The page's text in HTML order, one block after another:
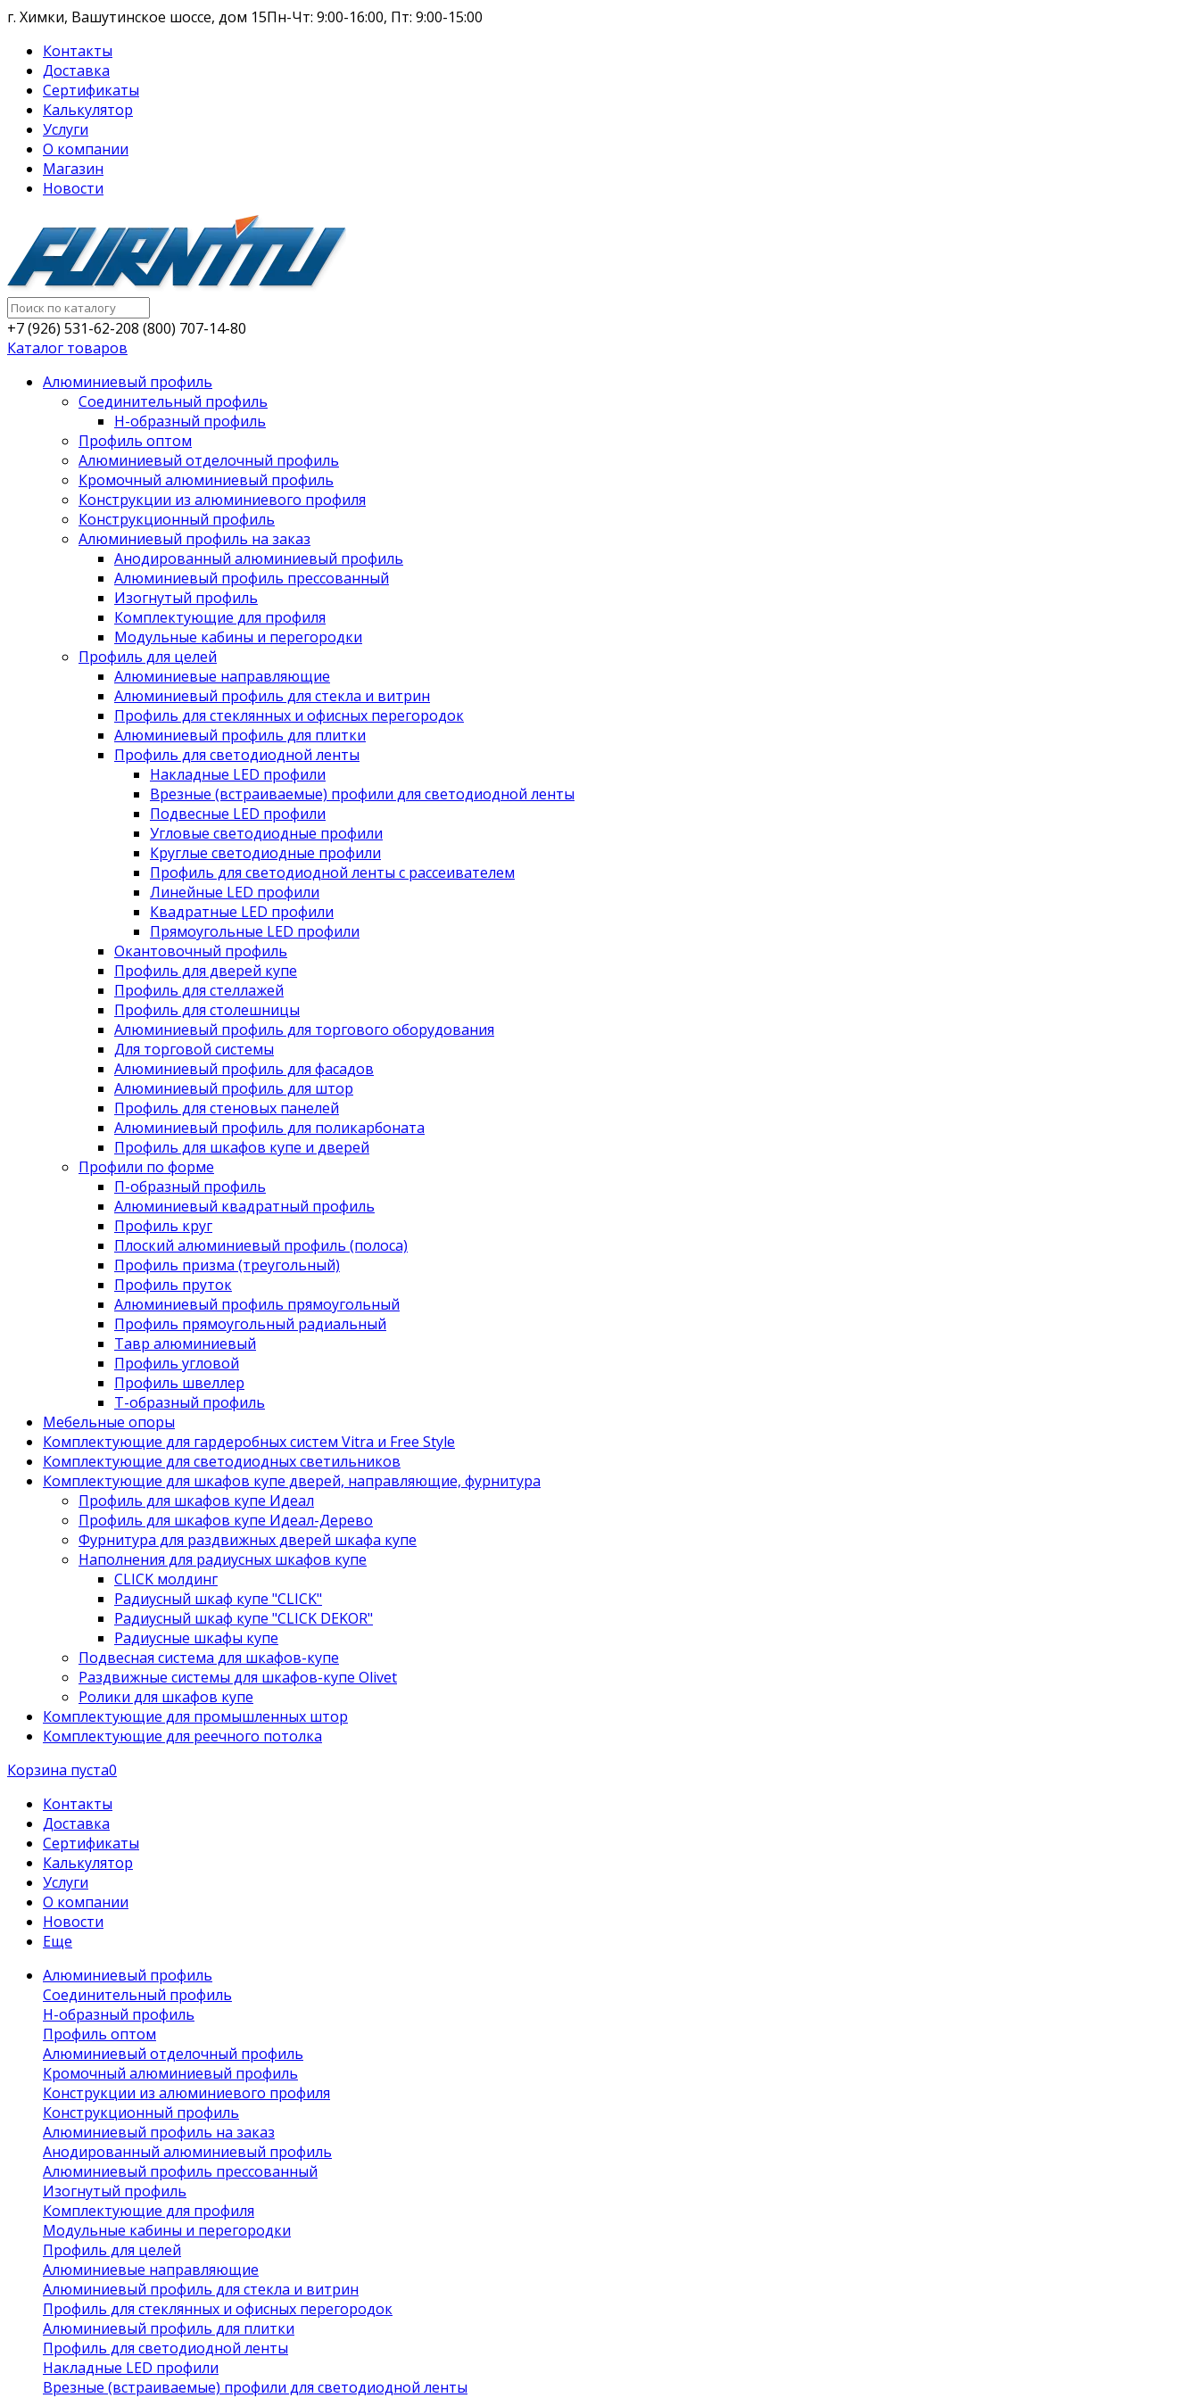
г. Химки, Вашутинское шоссе, дом 15Пн-Чт: 9:00-16:00, Пт: 9:00-15:00
Контакты
Доставка
Сертификаты
Калькулятор
Услуги
О компании
Магазин
Новости
+7 (926) 531-62-208 (800) 707-14-80
Каталог товаров
Алюминиевый профиль
Соединительный профиль
Н-образный профиль
Профиль оптом
Алюминиевый отделочный профиль
Кромочный алюминиевый профиль
Конструкции из алюминиевого профиля
Конструкционный профиль
Алюминиевый профиль на заказ
Анодированный алюминиевый профиль
Алюминиевый профиль прессованный
Изогнутый профиль
Комплектующие для профиля
Модульные кабины и перегородки
Профиль для целей
Алюминиевые направляющие
Алюминиевый профиль для стекла и витрин
Профиль для стеклянных и офисных перегородок
Алюминиевый профиль для плитки
Профиль для светодиодной ленты
Накладные LED профили
Врезные (встраиваемые) профили для светодиодной ленты
Подвесные LED профили
Угловые светодиодные профили
Круглые светодиодные профили
Профиль для светодиодной ленты с рассеивателем
Линейные LED профили
Квадратные LED профили
Прямоугольные LED профили
Окантовочный профиль
Профиль для дверей купе
Профиль для стеллажей
Профиль для столешницы
Алюминиевый профиль для торгового оборудования
Для торговой системы
Алюминиевый профиль для фасадов
Алюминиевый профиль для штор
Профиль для стеновых панелей
Алюминиевый профиль для поликарбоната
Профиль для шкафов купе и дверей
Профили по форме
П-образный профиль
Алюминиевый квадратный профиль
Профиль круг
Плоский алюминиевый профиль (полоса)
Профиль призма (треугольный)
Профиль пруток
Алюминиевый профиль прямоугольный
Профиль прямоугольный радиальный
Тавр алюминиевый
Профиль угловой
Профиль швеллер
Т-образный профиль
Мебельные опоры
Комплектующие для гардеробных систем Vitra и Free Style
Комплектующие для светодиодных светильников
Комплектующие для шкафов купе дверей, направляющие, фурнитура
Профиль для шкафов купе Идеал
Профиль для шкафов купе Идеал-Дерево
Фурнитура для раздвижных дверей шкафа купе
Наполнения для радиусных шкафов купе
CLICK молдинг
Радиусный шкаф купе "CLICK"
Радиусный шкаф купе "CLICK DEKOR"
Радиусные шкафы купе
Подвесная система для шкафов-купе
Раздвижные системы для шкафов-купе Olivet
Ролики для шкафов купе
Комплектующие для промышленных штор
Комплектующие для реечного потолка
Корзина пуста0
Контакты
Доставка
Сертификаты
Калькулятор
Услуги
О компании
Новости
Еще
Алюминиевый профиль
Соединительный профиль
Н-образный профиль
Профиль оптом
Алюминиевый отделочный профиль
Кромочный алюминиевый профиль
Конструкции из алюминиевого профиля
Конструкционный профиль
Алюминиевый профиль на заказ
Анодированный алюминиевый профиль
Алюминиевый профиль прессованный
Изогнутый профиль
Комплектующие для профиля
Модульные кабины и перегородки
Профиль для целей
Алюминиевые направляющие
Алюминиевый профиль для стекла и витрин
Профиль для стеклянных и офисных перегородок
Алюминиевый профиль для плитки
Профиль для светодиодной ленты
Накладные LED профили
Врезные (встраиваемые) профили для светодиодной ленты